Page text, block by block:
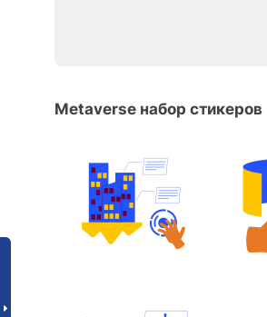
Metaverse набор стикеров